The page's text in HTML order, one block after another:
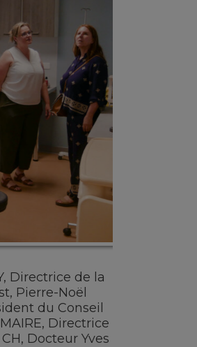
Directrice de la
, Pierre-Noël
du Conseil
Directrice
Docteur Yves